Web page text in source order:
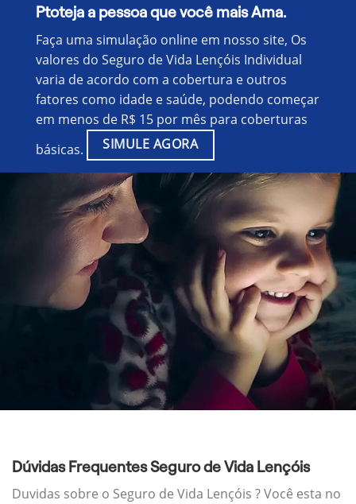
Ptoteja a pessoa que você mais Ama.
Faça uma simulação online em nosso site, Os
valores do Seguro de Vida Lençóis Individual
varia de acordo com a cobertura e outros
fatores como idade e saúde, podendo começar
em menos de R$ 15 por mês para coberturas
básicas.
SIMULE AGORA
Dúvidas Frequentes Seguro de Vida Lençóis
Duvidas sobre o Seguro de Vida Lençóis ? Você esta no